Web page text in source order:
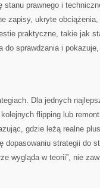
prawnego i
zapisy, ukryte
praktyczne, takie jak
sprawdzania i
Dla jednych
flipping lub
gdzie leżą realne
dopasowaniu strategii do
wygląda w teorii”, nie